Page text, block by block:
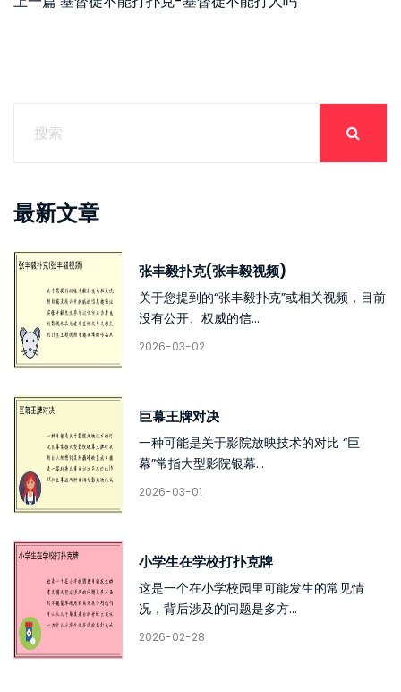
最新文章
张丰毅扑克(张丰毅视频)
关于您提到的“张丰毅扑克”或相关视频，目前
没有公开、权威的信...
2026-03-02
巨幕王牌对决
一种可能是关于影院放映技术的对比 “巨
幕”常指大型影院银幕...
2026-03-01
小学生在学校打扑克牌
这是一个在小学校园里可能发生的常见情
况，背后涉及的问题是多方...
2026-02-28